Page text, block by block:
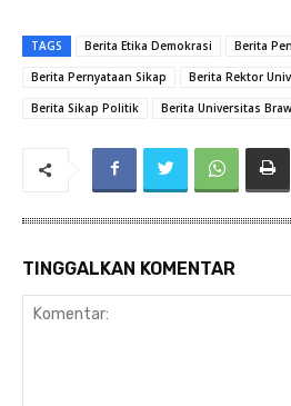
TAGS Berita Etika Demokrasi
Berita
Berita Pernyataan Sikap
Berita Rektor
Berita Sikap Politik
Berita Universitas
TINGGALKAN KOMENTAR